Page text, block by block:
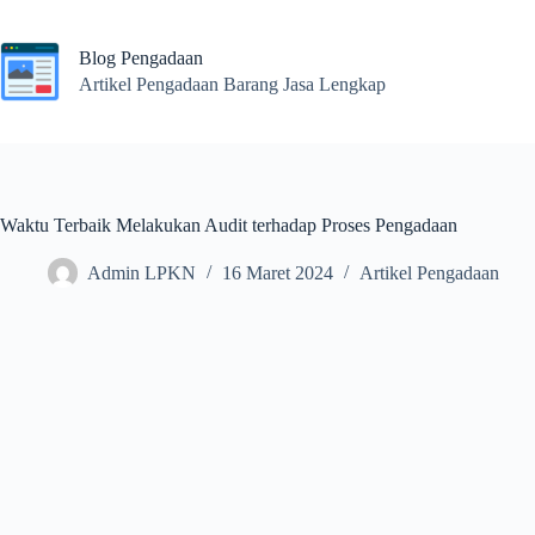
content
Blog Pengadaan
Artikel Pengadaan Barang Jasa Lengkap
Waktu Terbaik Melakukan Audit terhadap Proses Pengadaan
Admin LPKN 16 Maret 2024 Artikel Pengadaan